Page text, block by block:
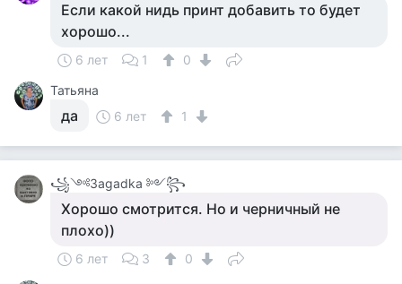
Если какой нидь принт добавить то будет
хорошо...
6 лет 1
0
Татьяна
да 6 лет 1
꧁༺Зagadka ༻꧂
Хорошо смотрится. Но и черничный не
плохо))
6 лет 3
0